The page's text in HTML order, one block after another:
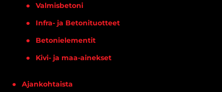
Valmisbetoni
Infra- ja Betonituotteet
Betonielementit
Kivi- ja maa-ainekset
Ajankohtaista